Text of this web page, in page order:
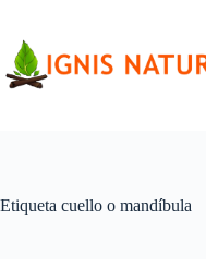
contenido
Etiqueta cuello o mandíbula